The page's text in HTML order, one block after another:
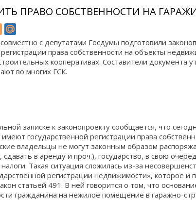
ПРАВО СОБСТВЕННОСТИ НА
с депутатами Госдумы подготовили
права собственности на объекты
кооперативах. Составители документа
во многих ГСК.
записке к законопроекту сообщается, что
государственной регистрации права
владельцы не могут законным образом
сдавать в аренду и проч.), государство, в свою
Такая ситуация сложилась из-за
регистрации недвижимости», которое и
статьей 491. В ней говорится о том, что
гражданина на нежилое помещение в гаражно-